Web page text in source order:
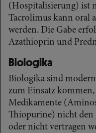
(Hospitalisierung) ist
Tacrolimus kann oral
werden. Die Gabe
Azathioprin und
Biologika
Biologika sind
zum Einsatz
Medikamente
Thiopurine) nicht den
oder nicht vertragen